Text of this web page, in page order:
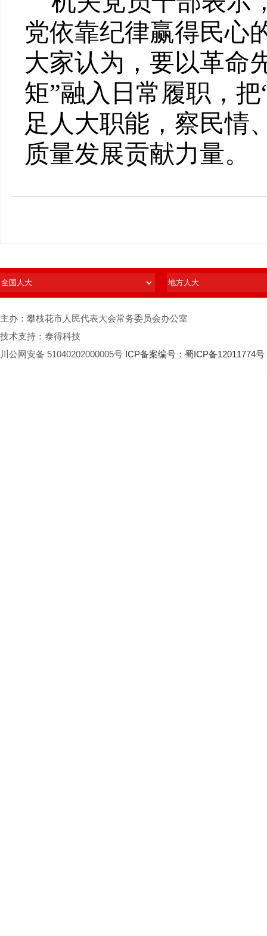
党依靠纪律赢得民心
大家认为，要以革命
矩”融入日常履职，
足人大职能，察民情
质量发展贡献力量。
主办：攀枝花市人民代表大会常务委员会办公室
技术支持：泰得科技
川公网安备 51040202000005号 ICP备案编号：蜀ICP备12011774号